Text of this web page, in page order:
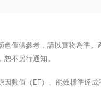
色僅供參考，請以實物為準。
不另行通知。
因數值（EF）、能效標準達